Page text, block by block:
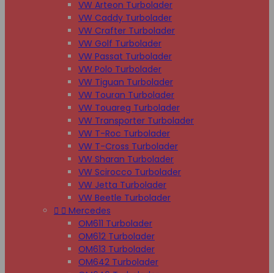
VW Arteon Turbolader
VW Caddy Turbolader
VW Crafter Turbolader
VW Golf Turbolader
VW Passat Turbolader
VW Polo Turbolader
VW Tiguan Turbolader
VW Touran Turbolader
VW Touareg Turbolader
VW Transporter Turbolader
VW T-Roc Turbolader
VW T-Cross Turbolader
VW Sharan Turbolader
VW Scirocco Turbolader
VW Jetta Turbolader
VW Beetle Turbolader
  Mercedes
OM611 Turbolader
OM612 Turbolader
OM613 Turbolader
OM642 Turbolader